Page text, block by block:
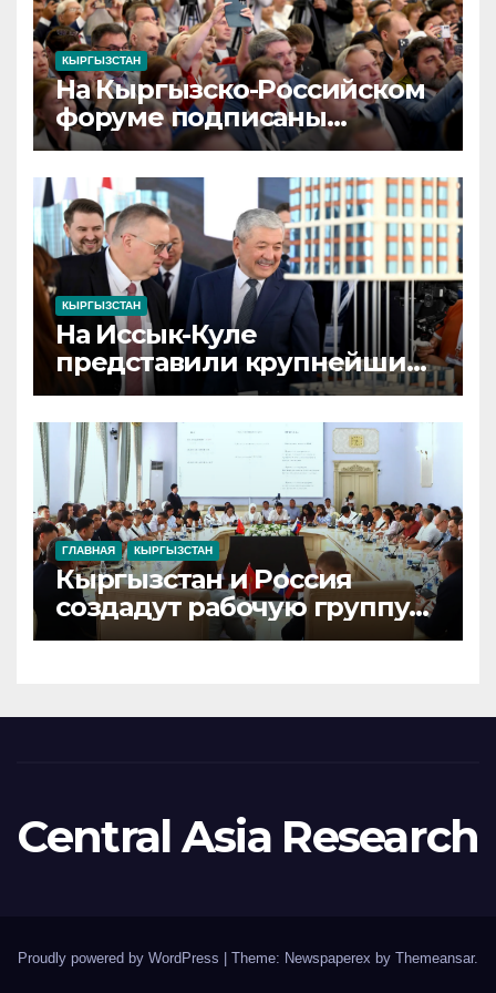
КЫРГЫЗСТАН
На Кыргызско-Российском
форуме подписаны
соглашения на $800 млн
КЫРГЫЗСТАН
На Иссык-Куле
представили крупнейшие
строительные
инвестпроекты
Кыргызстана
ГЛАВНАЯ КЫРГЫЗСТАН
Кыргызстан и Россия
создадут рабочую группу
для решения вопросов
Central Asia Research
Proudly powered by WordPress Theme: Newspaperex by Themeansar.